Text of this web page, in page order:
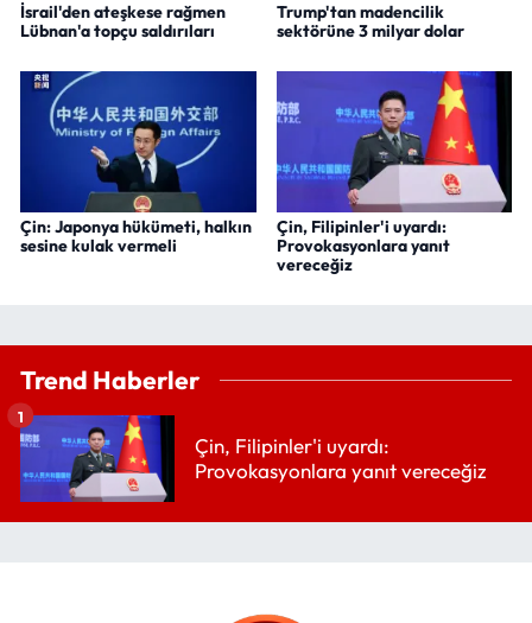
İsrail'den ateşkese rağmen
Lübnan'a topçu saldırıları
Trump'tan madencilik
sektörüne 3 milyar dolar
Çin: Japonya hükümeti, halkın
sesine kulak vermeli
Çin, Filipinler'i uyardı:
Provokasyonlara yanıt
vereceğiz
Trend Haberler
Çin, Filipinler'i uyardı:
Provokasyonlara yanıt vereceğiz
1